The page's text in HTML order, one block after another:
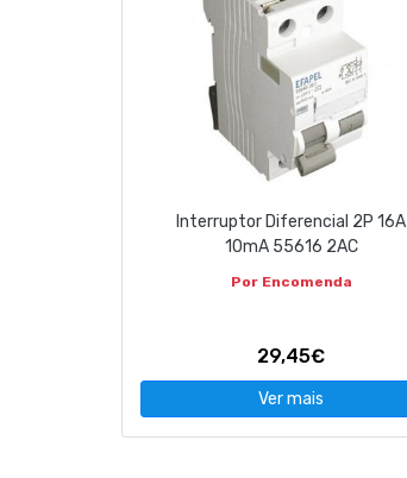
geral@luxivo.pt
Interruptor Diferencial 2P 16A
10mA 55616 2AC
Por Encomenda
29,45€
Ver mais